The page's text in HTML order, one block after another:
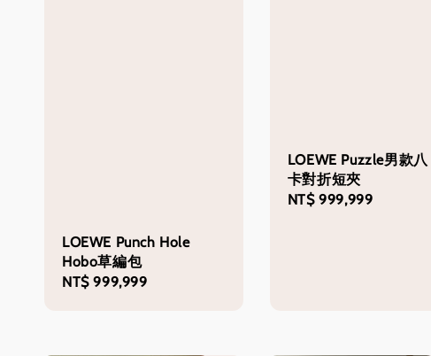
LOEWE Punch Hole
Hobo草編包
Regular
NT$ 999,999
LOEWE Puzzle男款八
卡對折短夾
Regular
NT$ 999,999